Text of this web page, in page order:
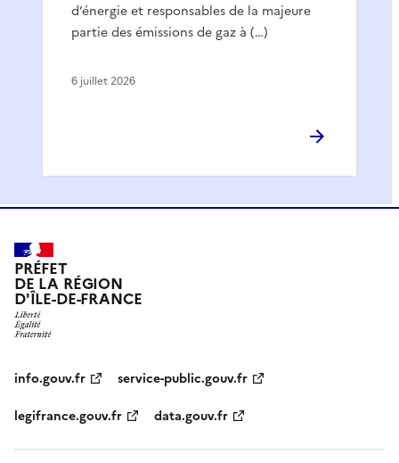
d’énergie et responsables de la majeure
partie des émissions de gaz à (…)
6 juillet 2026
PRÉFET
DE LA RÉGION
D'ÎLE-DE-FRANCE
info.gouv.fr
service-public.gouv.fr
legifrance.gouv.fr
data.gouv.fr